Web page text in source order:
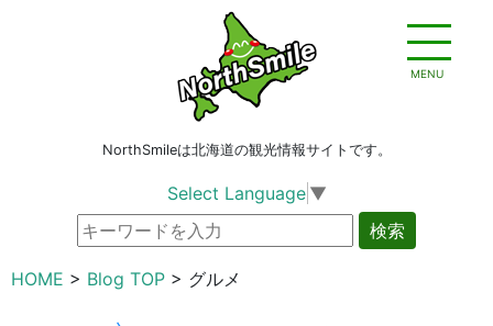
MENU
NorthSmileは北海道の観光情報サイトです。
Select Language ▼
検索
HOME Blog TOP グルメ